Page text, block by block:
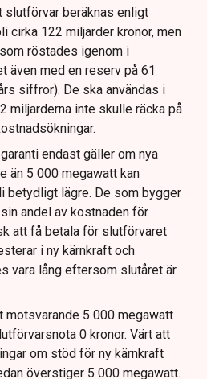
slutförvar beräknas enligt
cirka 122 miljarder kronor, men
röstades igenom i
även med en reserv på 61
siffror). De ska användas i
miljarderna inte skulle räcka på
endast gäller om nya
än 5 000 megawatt kan
betydligt lägre. De som bygger
andel av kostnaden för
att få betala för slutförvaret
i ny kärnkraft och
vara lång eftersom slutåret är
motsvarande 5 000 megawatt
0 kronor. Värt att
om stöd för ny kärnkraft
överstiger 5 000 megawatt.